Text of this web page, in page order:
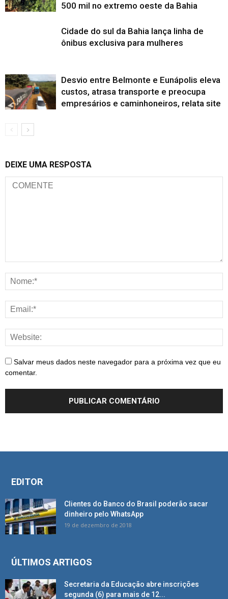
500 mil no extremo oeste da Bahia
Cidade do sul da Bahia lança linha de
ônibus exclusiva para mulheres
Desvio entre Belmonte e Eunápolis eleva
custos, atrasa transporte e preocupa
empresários e caminhoneiros, relata site
DEIXE UMA RESPOSTA
Salvar meus dados neste navegador para a próxima vez que eu
comentar.
EDITOR
Clientes do Banco do Brasil poderão sacar
dinheiro pelo WhatsApp
19 de dezembro de 2018
ÚLTIMOS ARTIGOS
Secretaria da Educação abre inscrições
segunda (6) para mais de 12...